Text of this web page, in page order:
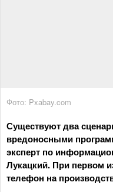
Фото: Pxabay.com
Существуют два
вредоносными
эксперт по
Лукацкий. При первом
телефон на